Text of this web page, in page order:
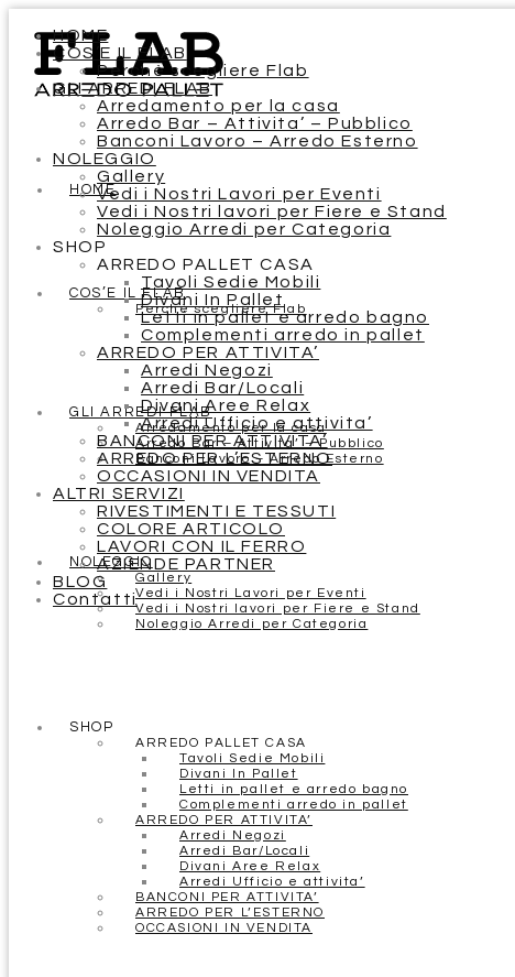
HOME
COS’E IL FLAB
Perchè scegliere Flab
GLI ARREDI FLAB
Arredamento per la casa
Arredo Bar – Attivita’ – Pubblico
Banconi Lavoro – Arredo Esterno
NOLEGGIO
Gallery
Vedi i Nostri Lavori per Eventi
Vedi i Nostri lavori per Fiere e Stand
Noleggio Arredi per Categoria
SHOP
ARREDO PALLET CASA
Tavoli Sedie Mobili
Divani In Pallet
Letti in pallet e arredo bagno
Complementi arredo in pallet
ARREDO PER ATTIVITA’
Arredi Negozi
Arredi Bar/Locali
Divani Aree Relax
Arredi Ufficio e attivita’
BANCONI PER ATTIVITA’
ARREDO PER L’ESTERNO
OCCASIONI IN VENDITA
ALTRI SERVIZI
RIVESTIMENTI E TESSUTI
COLORE ARTICOLO
LAVORI CON IL FERRO
AZIENDE PARTNER
BLOG
Contatti
HOME
COS’E IL FLAB
Perchè scegliere Flab
GLI ARREDI FLAB
Arredamento per la casa
Arredo Bar – Attivita’ – Pubblico
Banconi Lavoro – Arredo Esterno
NOLEGGIO
Gallery
Vedi i Nostri Lavori per Eventi
Vedi i Nostri lavori per Fiere e Stand
Noleggio Arredi per Categoria
SHOP
ARREDO PALLET CASA
Tavoli Sedie Mobili
Divani In Pallet
Letti in pallet e arredo bagno
Complementi arredo in pallet
ARREDO PER ATTIVITA’
Arredi Negozi
Arredi Bar/Locali
Divani Aree Relax
Arredi Ufficio e attivita’
BANCONI PER ATTIVITA’
ARREDO PER L’ESTERNO
OCCASIONI IN VENDITA